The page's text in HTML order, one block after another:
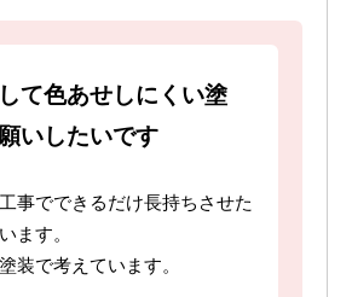
て色あせしにくい塗
いしたいです
事でできるだけ長持ちさせた
ます。
装で考えています。